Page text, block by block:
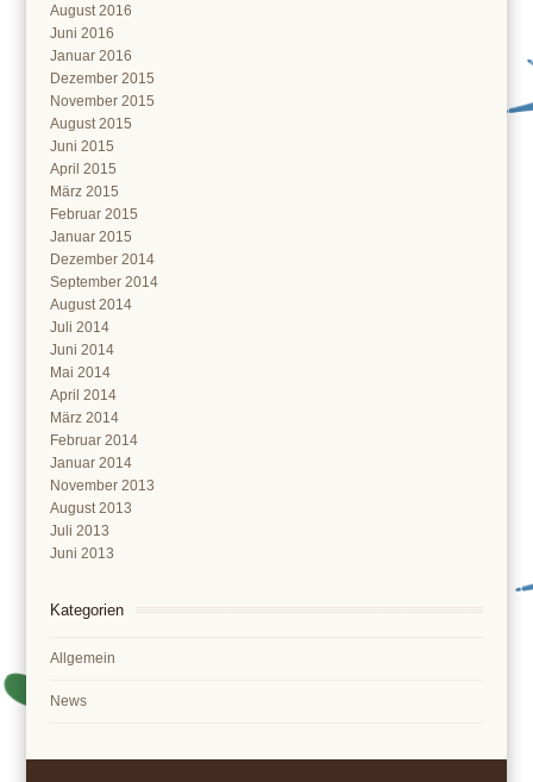
August 2016
Juni 2016
Januar 2016
Dezember 2015
November 2015
August 2015
Juni 2015
April 2015
März 2015
Februar 2015
Januar 2015
Dezember 2014
September 2014
August 2014
Juli 2014
Juni 2014
Mai 2014
April 2014
März 2014
Februar 2014
Januar 2014
November 2013
August 2013
Juli 2013
Juni 2013
Kategorien
Allgemein
News